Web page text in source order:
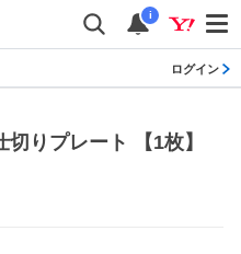
i
ログイン
りプレート 【1枚】